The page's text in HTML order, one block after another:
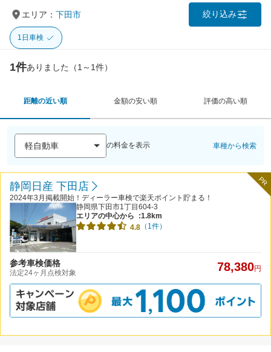
エリア： 下田市 絞り込み
1日車検
1件ありました（1～1件）
距離の近い順 金額の安い順 評価の高い順
の料金を表示 車種から検索
PR
静岡日産 下田店
2024年3月掲載開始！ディーラー車検で楽天ポイント貯まる！
静岡県下田市1丁目604-3
エリアの中心から
:1.8km
4.8 （1件）
参考車検価格
法定24ヶ月点検対象 78,380円